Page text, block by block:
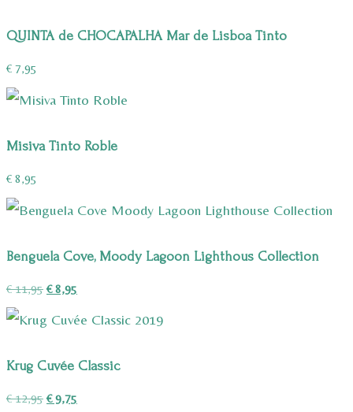
QUINTA de CHOCAPALHA Mar de Lisboa Tinto
€ 7,95
Misiva Tinto Roble
€ 8,95
Benguela Cove, Moody Lagoon Lighthous Collection
€11,95 Oorspronkelijke
prijs
€ 11,95.
€8,95
prijs
€ 8,95.
Krug Cuvée Classic
€12,95 Oorspronkelijke
€9,75